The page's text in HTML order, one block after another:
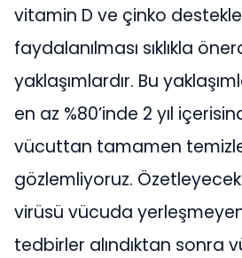
vitamin D ve çinko
faydalanılması sıklıkla
yaklaşımlardır. Bu
en az %80’inde 2 yıl
vücuttan tamamen
gözlemliyoruz.
virüsü vücuda
tedbirler alındıktan sonra